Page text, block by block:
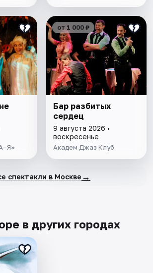
от 1 000 ₽
Бар разбитых
сердец
9 августа 2026 •
воскресенье
Академ Джаз Клуб
спектакли в Москве →
в других городах